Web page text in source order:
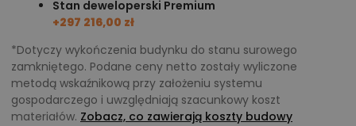
Stan deweloperski Premium
+297 216,00 zł
*Dotyczy wykończenia budynku do stanu surowego
zamkniętego. Podane ceny netto zostały wyliczone
metodą wskaźnikową przy założeniu systemu
gospodarczego i uwzględniają szacunkowy koszt
materiałów. Zobacz, co zawierają koszty budowy